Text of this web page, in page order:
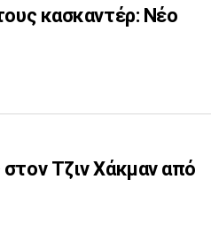
κασκαντέρ: Νέο
Τζιν Χάκμαν από